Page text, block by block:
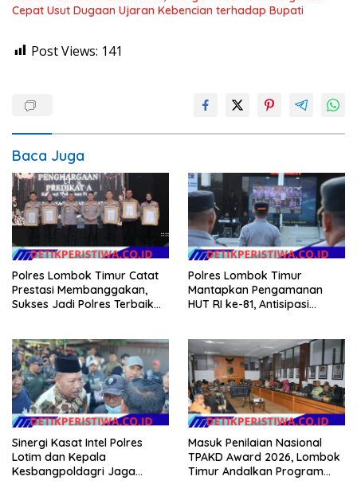
Cepat Usut Dugaan Ujaran Kebencian terhadap Bupati
Post Views: 141
Baca Juga
Polres Lombok Timur Catat
Prestasi Membanggakan,
Sukses Jadi Polres Terbaik
Polres Lombok Timur
Mantapkan Pengamanan
HUT RI ke-81, Antisipasi
Sinergi Kasat Intel Polres
Lotim dan Kepala
Kesbangpoldagri Jaga
Masuk Penilaian Nasional
TPAKD Award 2026, Lombok
Timur Andalkan Program